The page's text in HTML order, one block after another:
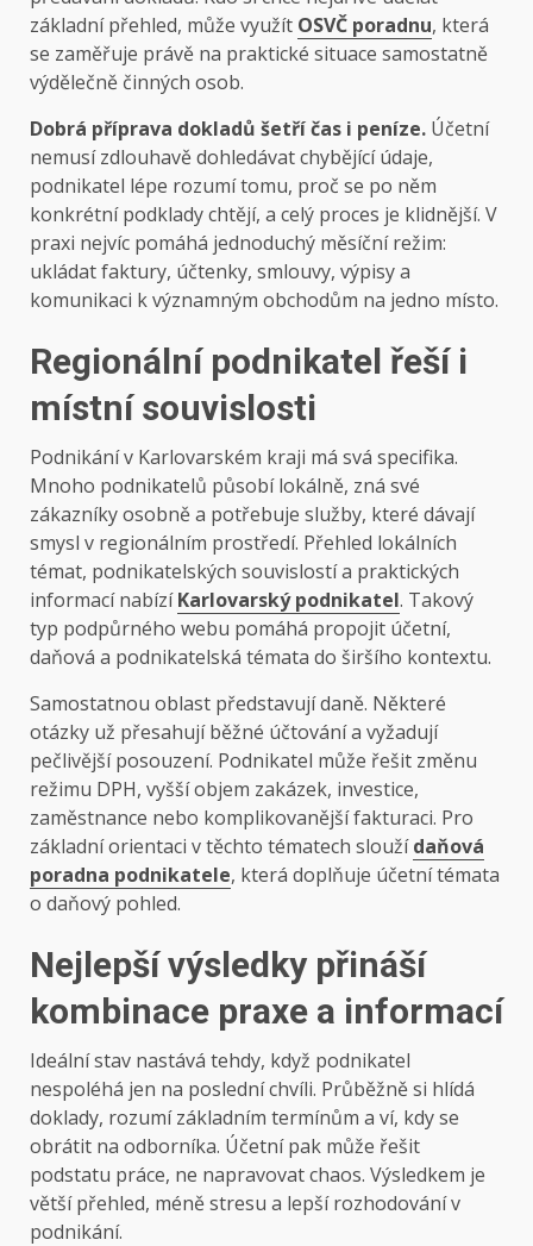
základní přehled, může využít OSVČ poradnu, která
se zaměřuje právě na praktické situace samostatně
výdělečně činných osob.
Dobrá příprava dokladů šetří čas i peníze. Účetní
nemusí zdlouhavě dohledávat chybějící údaje,
podnikatel lépe rozumí tomu, proč se po něm
konkrétní podklady chtějí, a celý proces je klidnější. V
praxi nejvíc pomáhá jednoduchý měsíční režim:
ukládat faktury, účtenky, smlouvy, výpisy a
komunikaci k významným obchodům na jedno místo.
Regionální podnikatel řeší i
místní souvislosti
Podnikání v Karlovarském kraji má svá specifika.
Mnoho podnikatelů působí lokálně, zná své
zákazníky osobně a potřebuje služby, které dávají
smysl v regionálním prostředí. Přehled lokálních
témat, podnikatelských souvislostí a praktických
informací nabízíKarlovarský podnikatel. Takový
typ podpůrného webu pomáhá propojit účetní,
daňová a podnikatelská témata do širšího kontextu.
Samostatnou oblast představují daně. Některé
otázky už přesahují běžné účtování a vyžadují
pečlivější posouzení. Podnikatel může řešit změnu
režimu DPH, vyšší objem zakázek, investice,
zaměstnance nebo komplikovanější fakturaci. Pro
základní orientaci v těchto tématech sloužídaňová
poradna podnikatele, která doplňuje účetní témata
o daňový pohled.
Nejlepší výsledky přináší
kombinace praxe a informací
Ideální stav nastává tehdy, když podnikatel
nespoléhá jen na poslední chvíli. Průběžně si hlídá
doklady, rozumí základním termínům a ví, kdy se
obrátit na odborníka. Účetní pak může řešit
podstatu práce, ne napravovat chaos. Výsledkem je
větší přehled, méně stresu a lepší rozhodování v
podnikání.